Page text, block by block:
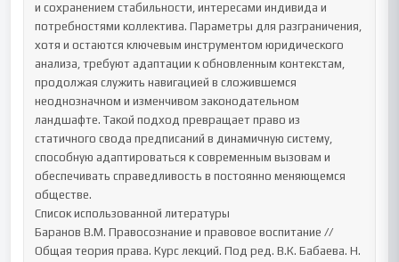
и сохранением стабильности, интересами индивида и
потребностями коллектива. Параметры для разграничения,
хотя и остаются ключевым инструментом юридического
анализа, требуют адаптации к обновленным контекстам,
продолжая служить навигацией в сложившемся
неоднозначном и изменчивом законодательном
ландшафте. Такой подход превращает право из
статичного свода предписаний в динамичную систему,
способную адаптироваться к современным вызовам и
обеспечивать справедливость в постоянно меняющемся
обществе.
Список использованной литературы
Баранов В.М. Правосознание и правовое воспитание //
Общая теория права. Курс лекций. Под ред. В.К. Бабаева. Н.